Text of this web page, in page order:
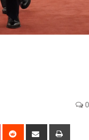
0
Pinterest Reddit
Share